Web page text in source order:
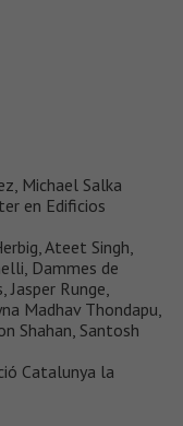
Michael Salka
en Edificios
Ateet Singh,
Dammes de
Runge,
Madhav Thondapu,
Shahan, Santosh
Catalunya la